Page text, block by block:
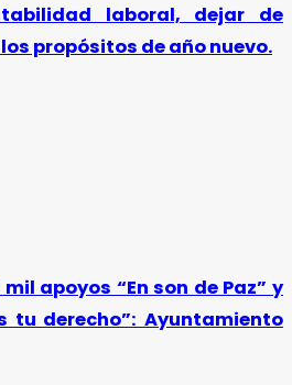
laboral, dejar de
propósitos de año nuevo.
apoyos “En son de Paz” y
tu derecho”: Ayuntamiento